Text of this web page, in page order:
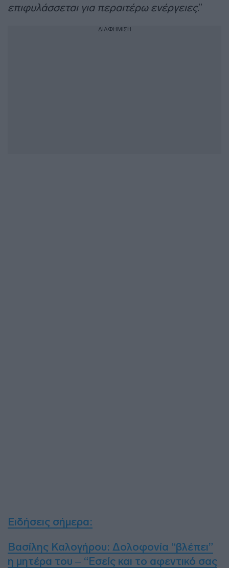
επιφυλάσσεται για περαιτέρω ενέργειες.”
ΔΙΑΦΗΜΙΣΗ
Ειδήσεις σήμερα:
Βασίλης Καλογήρου: Δολοφονία “βλέπει”
η μητέρα του – “Εσείς και το αφεντικό σας